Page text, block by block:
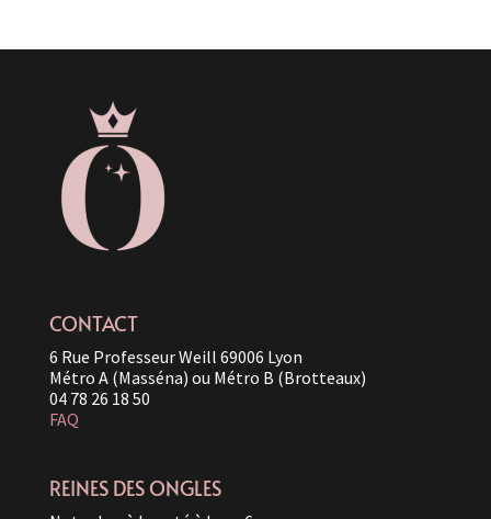
CONTACT
6 Rue Professeur Weill 69006 Lyon
Métro A (Masséna) ou Métro B (Brotteaux)
04 78 26 18 50
FAQ
REINES DES ONGLES